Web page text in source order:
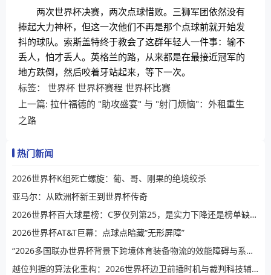
两次世界杯决赛，两次点球惜败。三狮军团依然没有
捧起大力神杯，但这一次他们不再是那个点球前就开始发
抖的球队。索斯盖特终于教会了这群年轻人一件事：输不
丢人，怕才丢人。英格兰的路，从来都是在最接近冠军的
地方跌倒，然后咬着牙站起来，等下一次。
标签： 世界杯 世界杯赛程 世界杯比赛
上一篇: 拉什福德的 "助攻盛宴" 与 "射门烦恼"：外租重生
之路
热门新闻
2026世界杯K组死亡螺旋：葡、哥、刚果的绝境绞杀
亚马尔：从欧洲杯新王到世界杯传奇
2026世界杯百大球星榜：C罗仅列第25，是实力下降还是榜单缺乏公信力？
2026世界杯AT&T巨幕：点球点暗藏“无形屏障”
“2026多国联办世界杯背景下跨境体育装备物流的效能障碍与系统性提升路径”
越位判据的算法化重构：2026世界杯边卫前插时机与裁判科技辅助决策的演进逻辑